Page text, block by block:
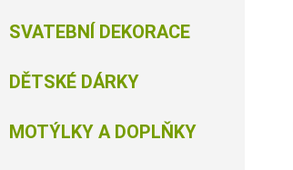
SVATEBNÍ DEKORACE
DĚTSKÉ DÁRKY
MOTÝLKY A DOPLŇKY